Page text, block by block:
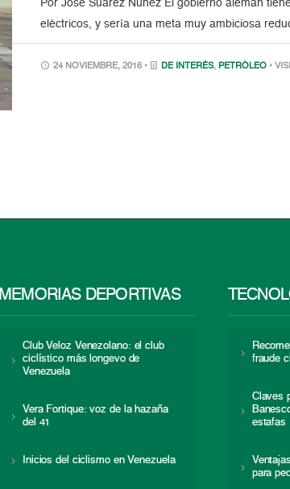
Por José Suárez Núñez El gobierno alemán
eléctricos, y sería una meta muy ambiciosa
24 NOVIEMBRE, 2016 • DE INTERÉS, PETRÓLEO •
MEMORIAS DEPORTIVAS
Club Veloz Venezolano: el club
ciclístico más longevo de
Venezuela
Vera Fortique: voz de la hazaña
del 41
Inicios del ciclismo en Venezuela
fraude
Claves
estafas
para